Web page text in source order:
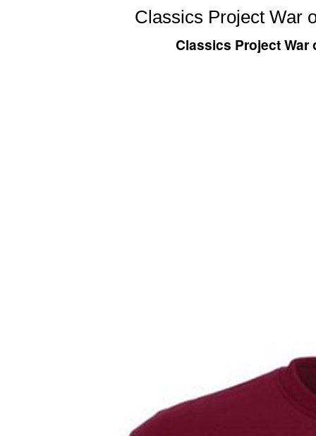
Classics Project War
Classics Project